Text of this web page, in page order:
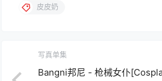
皮皮奶
写真单集
Bangni邦尼 - 枪械女仆